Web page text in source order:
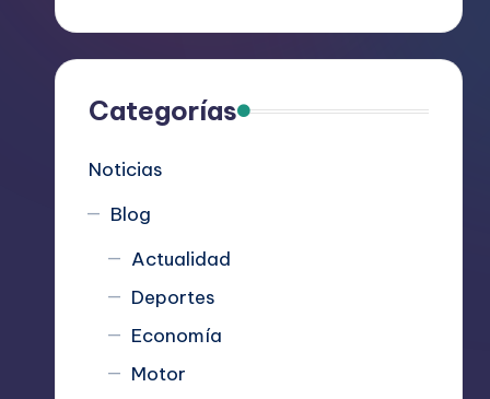
R
e
Categorías
Noticias
Blog
Actualidad
Deportes
Economía
Motor